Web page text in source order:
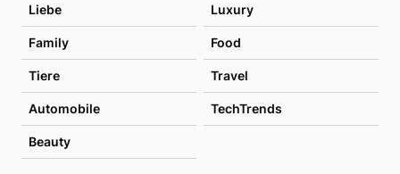
Liebe Luxury
Family Food
Tiere Travel
Automobile TechTrends
Beauty